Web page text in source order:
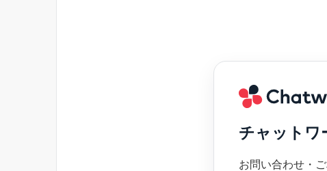
チャットワ
お問い合わせ・